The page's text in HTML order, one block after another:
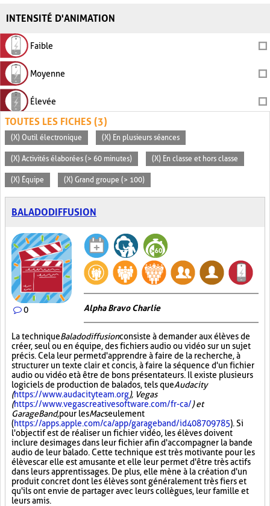
INTENSITÉ D'ANIMATION
Faible
Moyenne
Élevée
TOUTES LES FICHES (3)
(X) Outil électronique (X) En plusieurs séances
(X) Activités élaborées (> 60 minutes) (X) En classe et hors classe
(X) Équipe (X) Grand groupe (> 100)
BALADODIFFUSION
0 Alpha Bravo Charlie
La techniqueBaladodiffusionconsiste à demander aux élèves de
créer, seul ou en équipe, des fichiers audio ou vidéo sur un sujet
précis. Cela leur permet d'apprendre à faire de la recherche, à
structurer un texte clair et concis, à faire la séquence d'un fichier
audio ou vidéo et à être de bons présentateurs. Il existe plusieurs
logiciels de production de balados, tels queAudacity
(https://www.audacityteam.org), Vegas
(https://www.vegascreativesoftware.com/fr-ca/) et
GarageBand,pour lesMacseulement
(https://apps.apple.com/ca/app/garageband/id408709785). Si
l'objectif est de réaliser un fichier vidéo, les élèves doivent
inclure des images dans leur fichier afin d'accompagner la bande
audio de leur balado. Cette technique est très motivante pour les
élèves car elle est amusante et elle leur permet d'être très actifs
dans leurs apprentissages. De plus, elle mène à la création d'un
produit concret dont les élèves sont généralement très fiers et
qu'ils ont envie de partager avec leurs collègues, leur famille et
leurs amis.